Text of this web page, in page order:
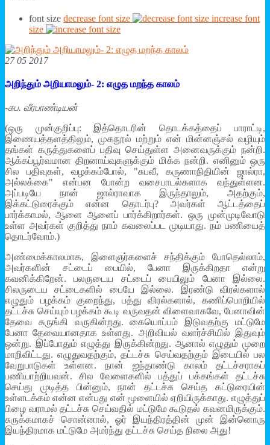
font size decrease font size
increase font
size
27 05 2017
அறிந்தும் அறியாமலும்- 2: எழுத மறந்த காலம்
-சுப. வீரபாண்டியன்
(ஒரு முன்குறிப்பு: இத்தொடரின் தொடக்கத்தைப் பாராட்டி,
இணையத்தளத்திலும், முகநூல் மற்றும் என் மின்னஞ்சல் வழியும்
தங்கள் கருத்துகளைப் பதிவு செய்துள்ள அனைவருக்கும் நன்றி.
ஆக்கப்பூர்வமான திறனாய்வுகளுக்கும் மிக்க நன்றி. எனினும் ஒரு
சில பதிவுகள், வழக்கம்போல், "சுபவீ, கருணாநிதியின் ஜால்ரா,
அல்லக்கை" என்பன போன்ற வசைபாடல்களாக வந்துள்ளன.
அப்படியே நான் ஜால்ராவாக இருந்தாலும், அதற்கும்,
இக்கட்டுரைக்கும் என்ன தொடர்பு? அவர்கள் ஆட்டத்தைப்
பார்க்காமல், ஆளை ஆளைப் பார்க்கிறார்கள். ஒரு முன்முடிவோடு
உள்ள அவர்கள் குறித்து நாம் கவலைப்பட முடியாது. நம் பணியைத்
தொடர்வோம்.)
அண்மைக்காலமாக, இளைஞர்களைச் சந்திக்கும் போதெல்லாம்,
அவர்களின் சட்டைப் பையில், பேனா இருக்கிறதா என்று
கவனிக்கிறேன். பலருடைய சட்டைப் பையிலும் பேனா இல்லை.
சிலருடைய சட்டைகளில் பையே இல்லை. இரண்டு விரல்களால்
எழுதும் பழக்கம் குறைந்து, பத்து விரல்களால், கணிப்பொறியில்
தட்டச்சு செய்யும் பழக்கம் கூடி வருவதன் விளைவாகவே, பேனாவின்
தேவை சுருங்கி வருகின்றது. கையொப்பம் இடுவதற்கு மட்டுமே
பேனா தேவையானதாக உள்ளது. அறிவியல் வளர்ச்சியில் இதுவும்
ஒன்று. இப்போதும் எழுத்து இருக்கின்றது. ஆனால் எழுதும் முறை
மாறிவிட்டது. எழுதுவதற்கும், தட்டச்சு செய்வதற்கும் இடையில் பல
வேறுபாடுகள் உள்ளன. நான் ஐந்தாண்டு காலம் தட்டச்சராகப்
பணியாற்றியவன். சில வேளைகளில் பத்துப் பக்கங்கள் தட்டச்சு
செய்து முடித்த பின்னும், நான் தட்டச்சு செய்த கட்டுரையின்
உள்ளடக்கம் என்ன என்பது என் மூளையில் ஏறியிருக்காது. எழுத்துப்
பிழை வராமல் தட்டச்சு செய்வதில் மட்டுமே கூடுதல் கவனமிருக்கும்.
சுருக்கமாகச் சொன்னால், ஓர் இயந்திரத்தின் முன் இன்னொரு
இயந்திரமாக மட்டுமே அமர்ந்து தட்டச்சு செய்த நிலை அது!